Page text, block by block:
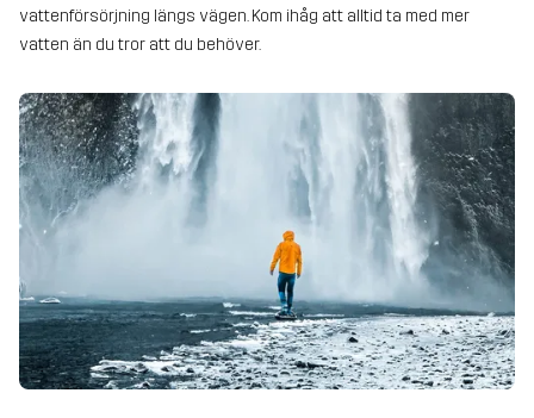
vattenförsörjning längs vägen. Kom ihåg att alltid ta med mer
vatten än du tror att du behöver.